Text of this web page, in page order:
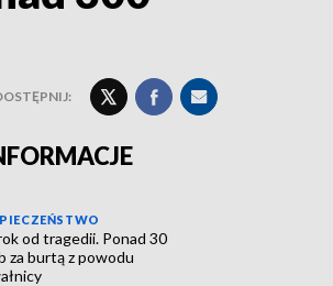
od tragedii. Ponad 30
za burtą z powodu